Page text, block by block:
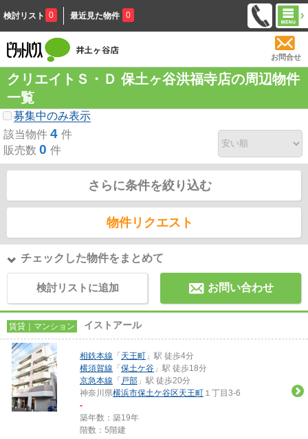
検討リスト 0 最近見た物件 0
お問合せ
クリエイトＳ・Ｄ 保土ヶ谷洪福寺店の周辺物件
一覧
募集中のみ表示
該当物件 4 件
販売数 0 件
さらに条件を絞り込む
物件リクエスト
チェックした物件をまとめて
検討リストに追加 お問い合わせ
賃貸｜マンション イストアール
相鉄本線 「 天王町 」駅 徒歩4分
横須賀線 「 保土ケ谷 」駅 徒歩18分
京急本線 「 戸部 」駅 徒歩20分
神奈川県横浜市保土ケ谷区天王町 １丁目3-6
-
築年数：築19年
階数：5階建